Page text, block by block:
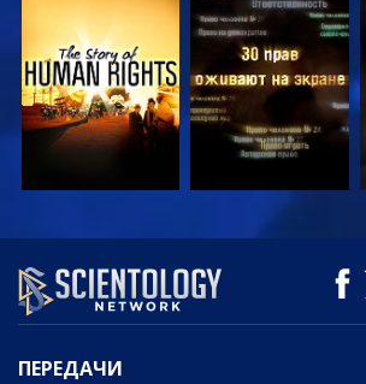
СМОТРЕТЬ СМОТРЕТЬ
СМОТРЕТЬ СМОТРЕТЬ
ПЕРЕДАЧИ